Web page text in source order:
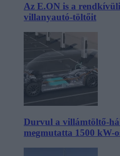
Az E.ON is a
villanyautó-töltőit
Durvul a villámtöltő-
megmutatta 1500 kW-